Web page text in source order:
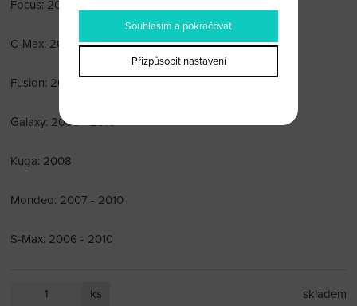
Focus: 2004 - 2010
C-Max: 2003 - 2010
Fusion: 2002
Galaxy: 2006 - 2010
Kuga: 2008
Mondeo: 2007 - 2010
S-Max: 2006 - 2010
ks skladem
Souhlasím a pokračovat
Přizpůsobit nastavení